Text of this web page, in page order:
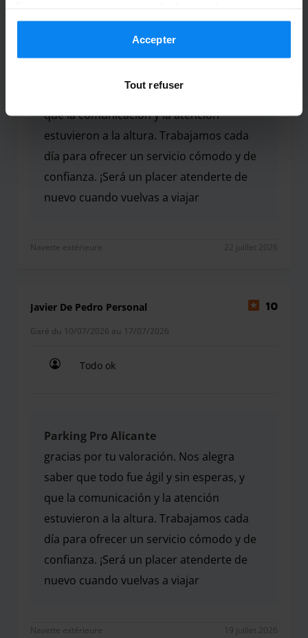
conformément aux règles en vigueur dans votre pays,
mais vous pouvez modifier vos paramètres à tout
moment. Pour plus de détails, consultez notrePolitique
Accepter
Tout refuser
que la comunicación y la atención
estuvieron a la altura. Trabajamos cada
día para ofrecer un servicio cómodo y de
confianza. ¡Será un placer atenderte de
nuevo cuando vuelvas a viajar
Navette extérieure 22 juillet 2026
Javier De Pedro Personal 10
Garé du 10/07/2026 au 17/07/2026
Todo ok
Parking Pro Alicante
gracias por tu valoración. Nos alegra
saber que todo fue ágil y sin esperas, y
que la comunicación y la atención
estuvieron a la altura. Trabajamos cada
día para ofrecer un servicio cómodo y de
confianza. ¡Será un placer atenderte de
nuevo cuando vuelvas a viajar
Navette extérieure 19 juillet 2026